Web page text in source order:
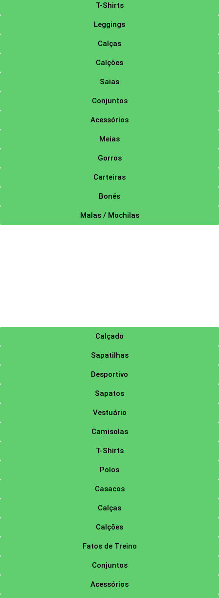
T-Shirts
Leggings
Calças
Calções
Saias
Conjuntos
Acessórios
Meias
Gorros
Carteiras
Bonés
Malas / Mochilas
Calçado
Sapatilhas
Desportivo
Sapatos
Vestuário
Camisolas
T-Shirts
Polos
Casacos
Calças
Calções
Fatos de Treino
Conjuntos
Acessórios